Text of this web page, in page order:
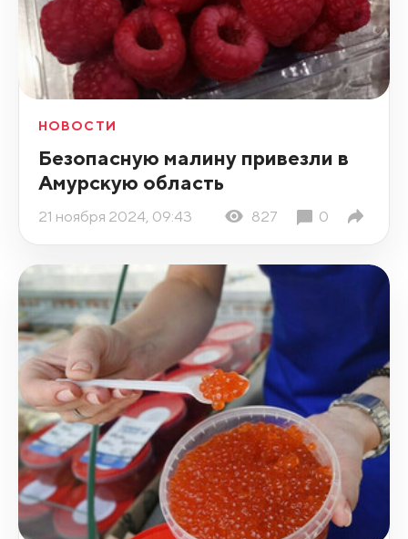
НОВОСТИ
Безопасную малину привезли в
Амурскую область
21 ноября 2024, 09:43 827 0